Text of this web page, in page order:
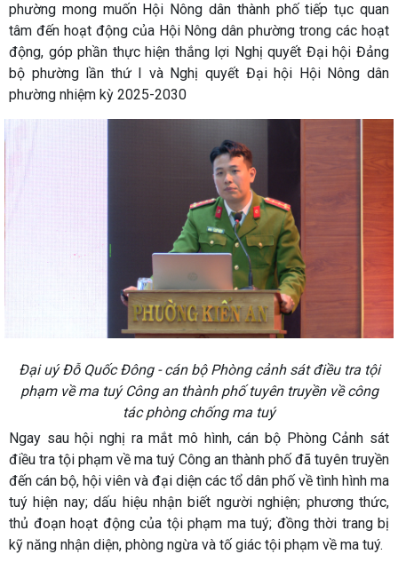
phường mong muốn Hội Nông dân thành phố tiếp tục quan
tâm đến hoạt động của Hội Nông dân phường trong các hoạt
động, góp phần thực hiện thắng lợi Nghị quyết Đại hội Đảng
bộ phường lần thứ I và Nghị quyết Đại hội Hội Nông dân
phường nhiệm kỳ 2025-2030
Đại uý Đỗ Quốc Đông - cán bộ Phòng cảnh sát điều tra tội
phạm về ma tuý Công an thành phố tuyên truyền về công
tác phòng chống ma tuý
Ngay sau hội nghị ra mắt mô hình, cán bộ Phòng Cảnh sát
điều tra tội phạm về ma tuý Công an thành phố đã tuyên truyền
đến cán bộ, hội viên và đại diện các tổ dân phố về tình hình ma
tuý hiện nay; dấu hiệu nhận biết người nghiện; phương thức,
thủ đoạn hoạt động của tội phạm ma tuý; đồng thời trang bị
kỹ năng nhận diện, phòng ngừa và tố giác tội phạm về ma tuý.